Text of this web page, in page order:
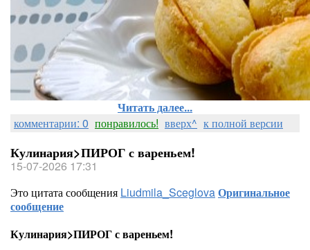
Читать далее...
комментарии: 0 понравилось! вверх^ к полной версии
Кулинария>ПИРОГ с вареньем!
15-07-2026 17:31
Это цитата сообщения Liudmila_SceglovaОригинальное
сообщение
Кулинария>ПИРОГ с вареньем!